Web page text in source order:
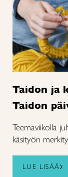
Taidon ja
Taidon
Teemaviikolla
käsityön
LUE LISÄÄ